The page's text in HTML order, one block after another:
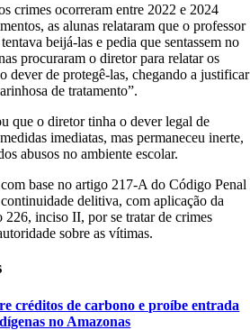
crimes ocorreram entre 2022 e 2024
as alunas relataram que o professor
beijá-las e pedia que sentassem no
procuraram o diretor para relatar os
dever de protegê-las, chegando a justificar
de tratamento”.
que o diretor tinha o dever legal de
imediatas, mas permaneceu inerte,
abusos no ambiente escolar.
base no artigo 217-A do Código Penal
delitiva, com aplicação da
226, inciso II, por se tratar de crimes
sobre as vítimas.
créditos de carbono e proíbe entrada
no Amazonas